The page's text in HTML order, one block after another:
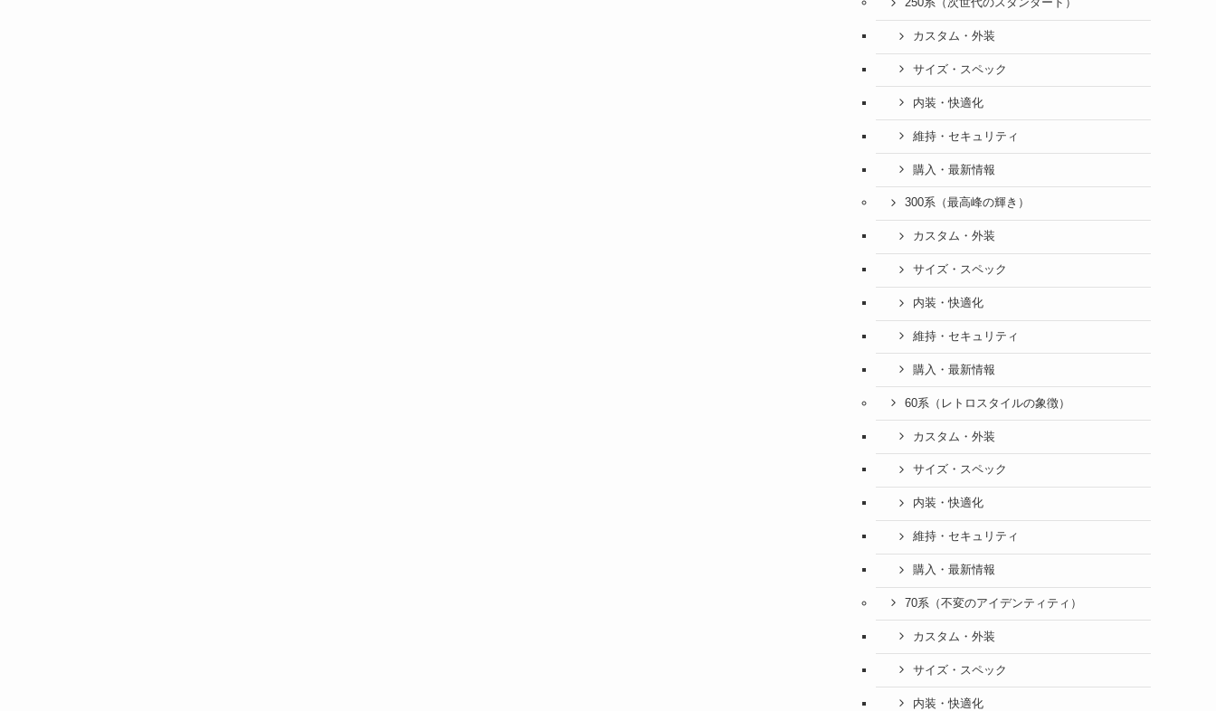
250系（次世代のスタンダード）
カスタム・外装
サイズ・スペック
内装・快適化
維持・セキュリティ
購入・最新情報
300系（最高峰の輝き）
カスタム・外装
サイズ・スペック
内装・快適化
維持・セキュリティ
購入・最新情報
60系（レトロスタイルの象徴）
カスタム・外装
サイズ・スペック
内装・快適化
維持・セキュリティ
購入・最新情報
70系（不変のアイデンティティ）
カスタム・外装
サイズ・スペック
内装・快適化